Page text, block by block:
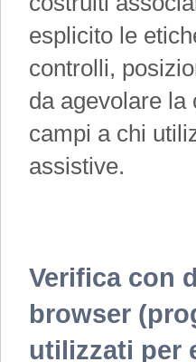
esplicito le
controlli,
da agevolare la
campi a chi
assistive.
Verifica con
browser
utilizzati per